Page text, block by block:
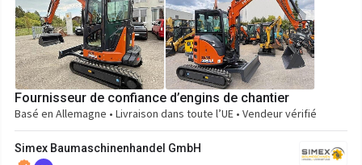
Fournisseur de confiance d’engins de chantier
Basé en Allemagne • Livraison dans toute l’UE • Vendeur vérifié
Simex Baumaschinenhandel GmbH